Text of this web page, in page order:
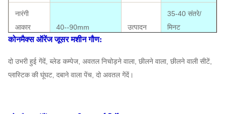
नारंगी
आकार
40--90mm उत्पादन
35-40 संतरे/
मिनट
आकार
550*620*1350mm प्रमाणपत्र
उपलब्ध
कोनमैक्स ऑरेंज जूसर मशीन गौण:
दो उभरी हुई गेंदें, ब्लेड कम्पेज, अवतल निचोड़ने वाला, छीलने वाला, छीलने वाली सीटें,
प्लास्टिक की घूंघट, दबाने वाला पेंच, दो अवतल गेंदें।